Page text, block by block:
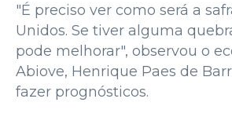
"É preciso ver como será a
Unidos. Se tiver alguma
pode melhorar", observou o
Abiove, Henrique Paes de
fazer prognósticos.